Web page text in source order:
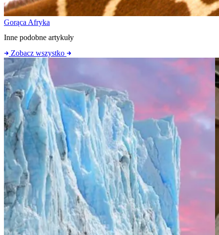
Gorąca Afryka
Inne podobne artykuły
Zobacz wszystko